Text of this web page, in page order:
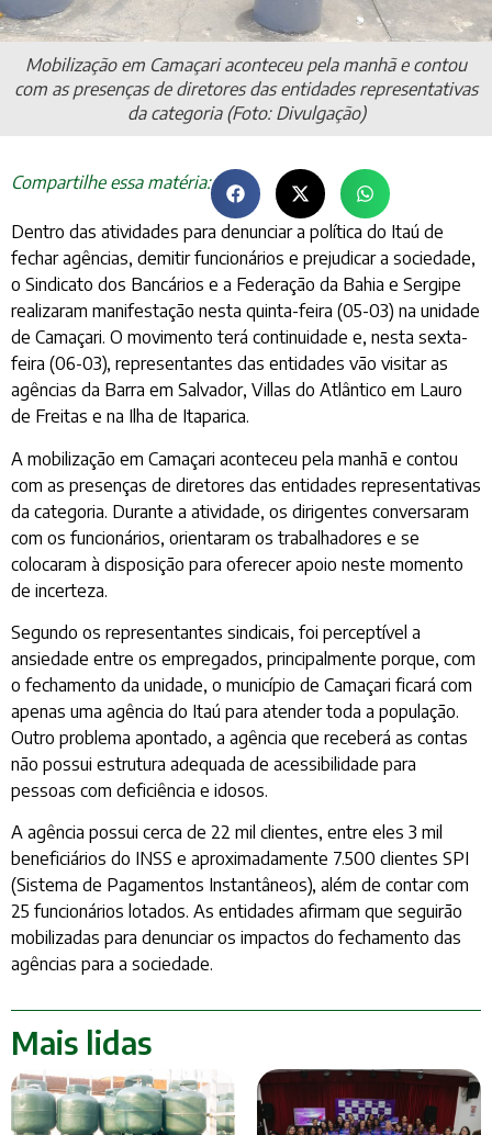
Mobilização em Camaçari aconteceu pela manhã e contou
com as presenças de diretores das entidades representativas
da categoria (Foto: Divulgação)
Compartilhe essa matéria:
Dentro das atividades para denunciar a política do Itaú de
fechar agências, demitir funcionários e prejudicar a sociedade,
o Sindicato dos Bancários e a Federação da Bahia e Sergipe
realizaram manifestação nesta quinta-feira (05-03) na unidade
de Camaçari. O movimento terá continuidade e, nesta sexta-
feira (06-03), representantes das entidades vão visitar as
agências da Barra em Salvador, Villas do Atlântico em Lauro
de Freitas e na Ilha de Itaparica.
A mobilização em Camaçari aconteceu pela manhã e contou
com as presenças de diretores das entidades representativas
da categoria. Durante a atividade, os dirigentes conversaram
com os funcionários, orientaram os trabalhadores e se
colocaram à disposição para oferecer apoio neste momento
de incerteza.
Segundo os representantes sindicais, foi perceptível a
ansiedade entre os empregados, principalmente porque, com
o fechamento da unidade, o município de Camaçari ficará com
apenas uma agência do Itaú para atender toda a população.
Outro problema apontado, a agência que receberá as contas
não possui estrutura adequada de acessibilidade para
pessoas com deficiência e idosos.
A agência possui cerca de 22 mil clientes, entre eles 3 mil
beneficiários do INSS e aproximadamente 7.500 clientes SPI
(Sistema de Pagamentos Instantâneos), além de contar com
25 funcionários lotados. As entidades afirmam que seguirão
mobilizadas para denunciar os impactos do fechamento das
agências para a sociedade.
Mais lidas